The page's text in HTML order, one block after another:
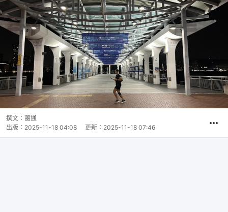
撰文： 蕭通
出版： 2025-11-18 04:08 更新： 2025-11-18 07:46